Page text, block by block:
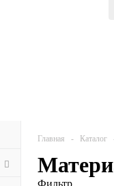
Главная - Каталог
Фильтр